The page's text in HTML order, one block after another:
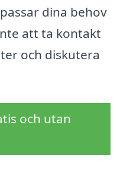
dina behov
att ta kontakt
och diskutera
och utan